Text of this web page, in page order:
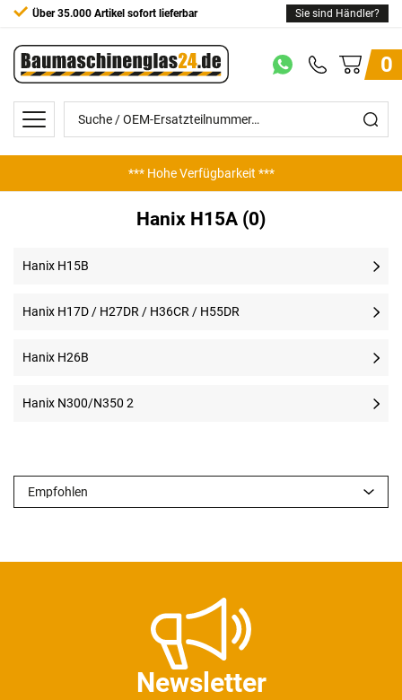
Über 35.000 Artikel sofort lieferbar Sie sind Händler?
0
*** Hohe Verfügbarkeit ***
Hanix H15A (0)
Hanix H15B
Hanix H26B
Hanix N300/N350 2
Hanix H17D / H27DR / H36CR / H55DR
Newsletter